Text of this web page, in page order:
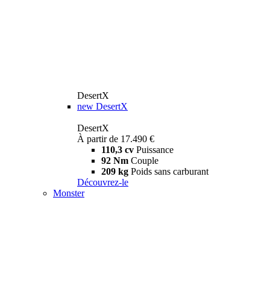
DesertX
new DesertX
DesertX
À partir de 17.490 €
110,3 cv Puissance
92 Nm Couple
209 kg Poids sans carburant
Découvrez-le
Monster